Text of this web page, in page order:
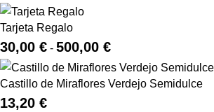
Tarjeta Regalo
30,00 € - 500,00 €
Castillo de Miraflores Verdejo Semidulce
13,20 €